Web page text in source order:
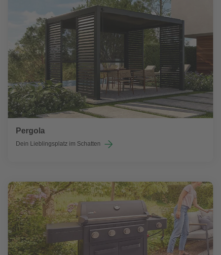
Pergola
Dein Lieblingsplatz im Schatten